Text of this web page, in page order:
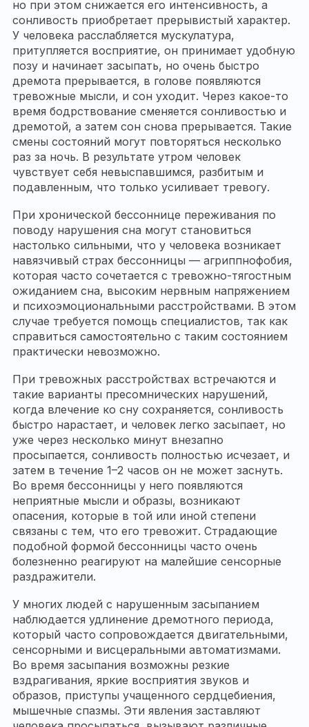
но при этом снижается его интенсивность, а
сонливость приобретает прерывистый характер.
У человека расслабляется мускулатура,
притупляется восприятие, он принимает удобную
позу и начинает засыпать, но очень быстро
дремота прерывается, в голове появляются
тревожные мысли, и сон уходит. Через какое-то
время бодрствование сменяется сонливостью и
дремотой, а затем сон снова прерывается. Такие
смены состояний могут повторяться несколько
раз за ночь. В результате утром человек
чувствует себя невыспавшимся, разбитым и
подавленным, что только усиливает тревогу.
При хронической бессоннице переживания по
поводу нарушения сна могут становиться
настолько сильными, что у человека возникает
навязчивый страх бессонницы — агриппнофобия,
которая часто сочетается с тревожно-тягостным
ожиданием сна, высоким нервным напряжением
и психоэмоциональными расстройствами. В этом
случае требуется помощь специалистов, так как
справиться самостоятельно с таким состоянием
практически невозможно.
При тревожных расстройствах встречаются и
такие варианты пресомнических нарушений,
когда влечение ко сну сохраняется, сонливость
быстро нарастает, и человек легко засыпает, но
уже через несколько минут внезапно
просыпается, сонливость полностью исчезает, и
затем в течение 1–2 часов он не может заснуть.
Во время бессонницы у него появляются
неприятные мысли и образы, возникают
опасения, которые в той или иной степени
связаны с тем, что его тревожит. Страдающие
подобной формой бессонницы часто очень
болезненно реагируют на малейшие сенсорные
раздражители.
У многих людей с нарушенным засыпанием
наблюдается удлинение дремотного периода,
который часто сопровождается двигательными,
сенсорными и висцеральными автоматизмами.
Во время засыпания возможны резкие
вздрагивания, яркие восприятия звуков и
образов, приступы учащенного сердцебиения,
мышечные спазмы. Эти явления заставляют